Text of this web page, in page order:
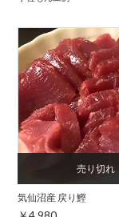
気仙沼産 戻り鰹